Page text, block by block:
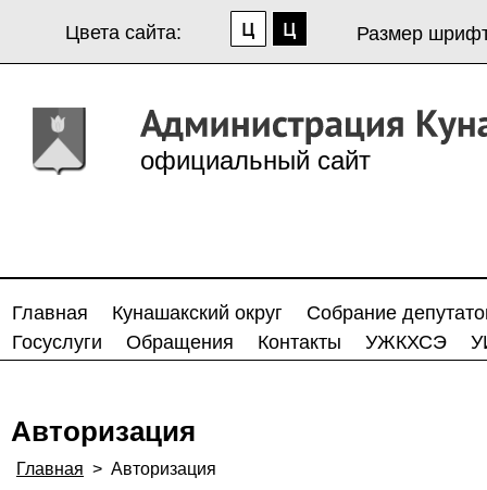
Цвета сайта: Размер
официальный сайт
Главная Кунашакский округ
Собрание
Госуслуги
Обращения Контакты УЖКХСЭ
Авторизация
Главная > Авторизация